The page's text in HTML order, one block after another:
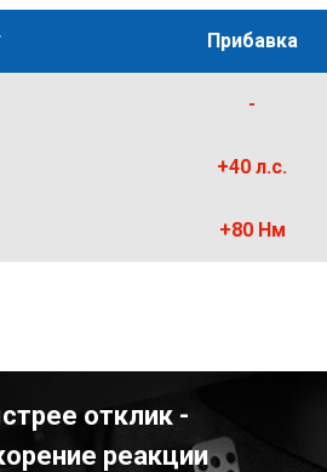
Прибавка
-
+40 л.с.
+80 Нм
отклик -
реакции